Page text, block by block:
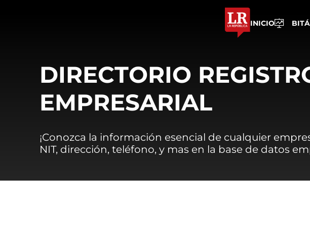
INICIO
DIRECTORIO
EMPRESARIAL
¡Conozca la información esencial de cualquier
NIT, dirección, teléfono, y mas en la base de datos